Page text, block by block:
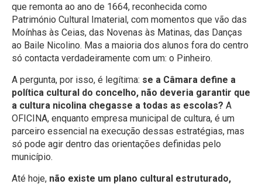
que remonta ao ano de 1664, reconhecida como
Património Cultural Imaterial, com momentos que vão das
Moínhas às Ceias, das Novenas às Matinas, das Danças
ao Baile Nicolino. Mas a maioria dos alunos fora do centro
só contacta verdadeiramente com um: o Pinheiro.
A pergunta, por isso, é legítima: se a Câmara define a
política cultural do concelho, não deveria garantir que
a cultura nicolina chegasse a todas as escolas? A
OFICINA, enquanto empresa municipal de cultura, é um
parceiro essencial na execução dessas estratégias, mas
só pode agir dentro das orientações definidas pelo
município.
Até hoje, não existe um plano cultural estruturado,